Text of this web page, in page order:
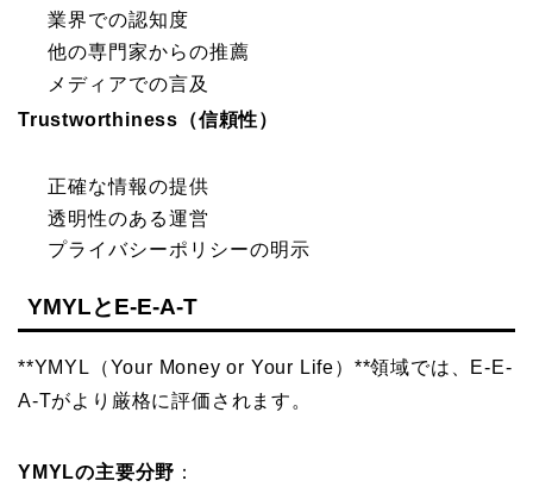
業界での認知度
他の専門家からの推薦
メディアでの言及
Trustworthiness（信頼性）
正確な情報の提供
透明性のある運営
プライバシーポリシーの明示
YMYLとE-E-A-T
**YMYL（Your Money or Your Life）**領域では、E-E-
A-Tがより厳格に評価されます。
YMYLの主要分野 ：